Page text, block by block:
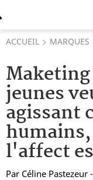
ACCUEIL MARQUES
jeunes
agissant
l'affect
Par Céline Pastezeur